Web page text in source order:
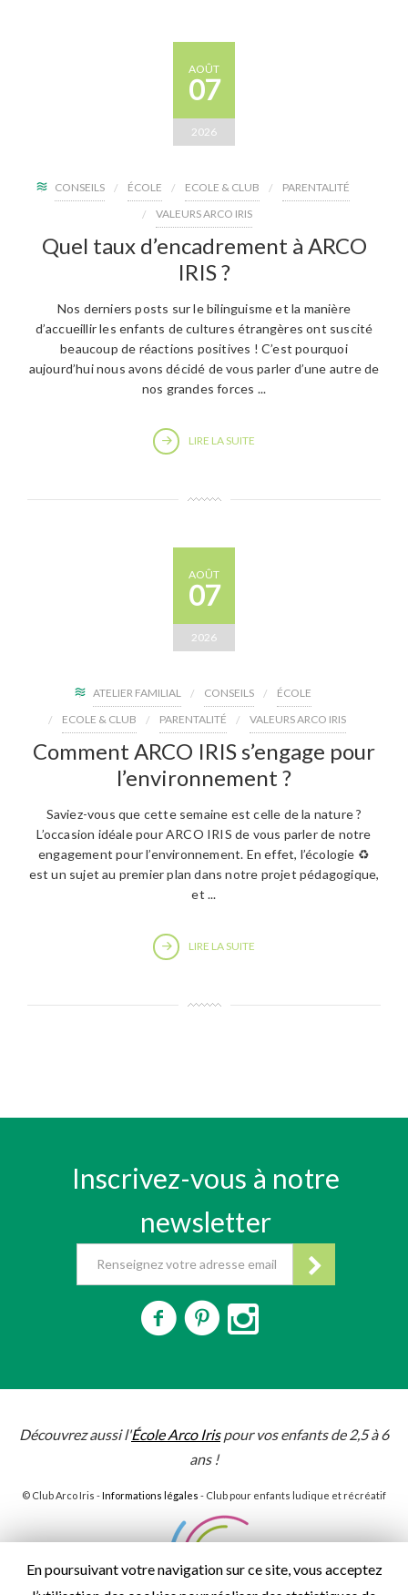
AOÛT
07
2026
CONSEILS ÉCOLE ECOLE & CLUB
PARENTALITÉ
VALEURS ARCO IRIS
Quel taux d’encadrement à ARCO
IRIS ?
Nos derniers posts sur le bilinguisme et la manière
d’accueillir les enfants de cultures étrangères ont suscité
beaucoup de réactions positives ! C’est pourquoi
aujourd’hui nous avons décidé de vous parler d’une autre de
nos grandes forces ...
LIRE LA SUITE
AOÛT
07
2026
ATELIER FAMILIAL CONSEILS
ÉCOLE
ECOLE & CLUB
PARENTALITÉ VALEURS ARCO IRIS
Comment ARCO IRIS s’engage pour
l’environnement ?
Saviez-vous que cette semaine est celle de la nature ?
L’occasion idéale pour ARCO IRIS de vous parler de notre
engagement pour l’environnement. En effet, l’écologie ♻️
est un sujet au premier plan dans notre projet pédagogique,
et ...
LIRE LA SUITE
Inscrivez-vous à notre
newsletter
Découvrez aussi l'École Arco Irispour vos enfants de 2,5 à 6
ans !
© Club Arco Iris -Informations légales - Club pour enfants ludique et récréatif
En poursuivant votre navigation sur ce site, vous acceptez